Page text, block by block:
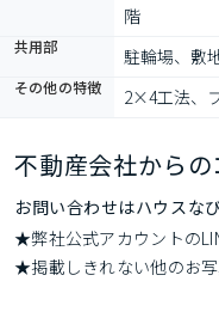
階
共用部 駐輪場、敷
その他の特徴 2×4工法、
不動産会社からの
お問い合わせはハウスな
★弊社公式アカウントの
★掲載しきれない他のお